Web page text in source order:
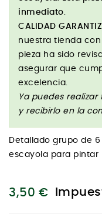
inmediato
CALIDAD
nuestra tienda
pieza ha sido
asegurar que
excelencia.
Ya puedes
y recibirlo en la
Detallado grupo de
escayola para pintar
3,50 €